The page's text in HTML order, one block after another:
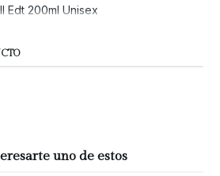
Edt 200ml Unisex
uno de estos